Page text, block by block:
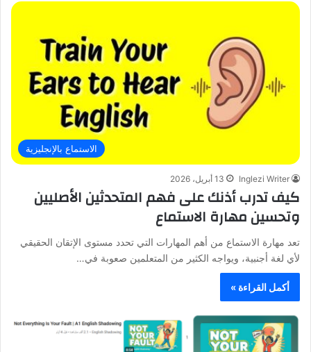
الاستماع بالإنجليزية
Inglezi Writer 13 أبريل، 2026
كيف تدرب أذنك على فهم المتحدثين الأصليين
وتحسين مهارة الاستماع
تعد مهارة الاستماع من أهم المهارات التي تحدد مستوى الإتقان الحقيقي
لأي لغة أجنبية، ويواجه الكثير من المتعلمين صعوبة في…
أكمل القراءة »